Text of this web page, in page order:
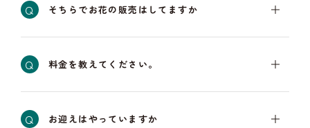
Q そちらでお花の販売はしてますか
Q 料金を教えてください。
Q お迎えはやっていますか